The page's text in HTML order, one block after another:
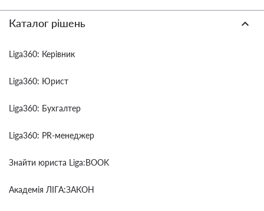
Каталог рішень
Liga360: Керівник
Liga360: Юрист
Liga360: Бухгалтер
Liga360: PR-менеджер
Знайти юриста Liga:BOOK
Академія ЛІГА:ЗАКОН